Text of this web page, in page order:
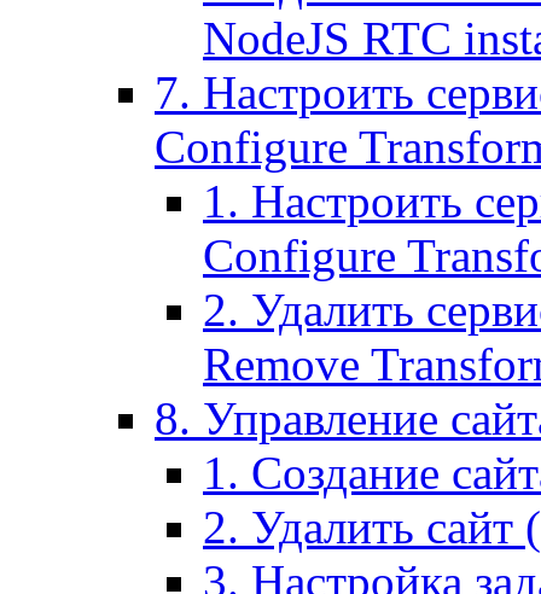
NodeJS RTC
7. Настроить
Configure
1. Настроить
Configure
2. Удалить
Remove
8. Управление
1. Создание
2. Удалить сайт
3. Настройка